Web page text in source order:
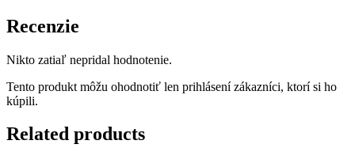
Recenzie
Nikto zatiaľ nepridal hodnotenie.
Tento produkt môžu ohodnotiť len prihlásení zákazníci, ktorí si ho
kúpili.
Related products